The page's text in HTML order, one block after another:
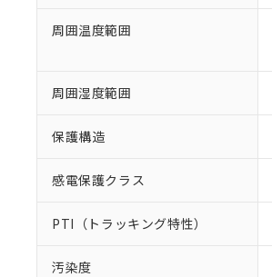
周囲温度範囲
周囲湿度範囲
保護構造
感電保護クラス
PTI（トラッキング特性）
汚染度